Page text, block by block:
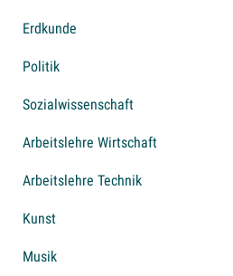
Erdkunde
Politik
Sozialwissenschaft
Arbeitslehre Wirtschaft
Arbeitslehre Technik
Kunst
Musik